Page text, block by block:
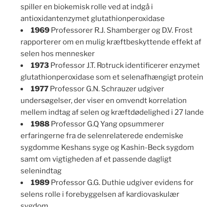
spiller en biokemisk rolle ved at indgå i
antioxidantenzymet glutathionperoxidase
1969 Professorer R.J. Shamberger og D.V. Frost
rapporterer om en mulig kræftbeskyttende effekt af
selen hos mennesker
1973 Professor J.T. Rotruck identificerer enzymet
glutathionperoxidase som et selenafhængigt protein
1977 Professor G.N. Schrauzer udgiver
undersøgelser, der viser en omvendt korrelation
mellem indtag af selen og kræftdødelighed i 27 lande
1988 Professor G.Q Yang opsummerer
erfaringerne fra de selenrelaterede endemiske
sygdomme Keshans syge og Kashin-Beck sygdom
samt om vigtigheden af et passende dagligt
selenindtag
1989 Professor G.G. Duthie udgiver evidens for
selens rolle i forebyggelsen af kardiovaskulær